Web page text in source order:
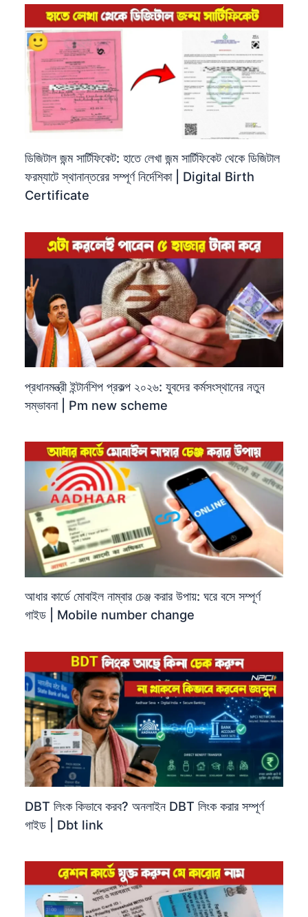
ডিজিটাল জন্ম সার্টিফিকেট: হাতে লেখা জন্ম সার্টিফিকেট থেকে ডিজিটাল
ফরম্যাটে স্থানান্তরের সম্পূর্ণ নির্দেশিকা | Digital Birth
Certificate
প্রধানমন্ত্রী ইন্টার্নশিপ প্রকল্প ২০২৬: যুবদের কর্মসংস্থানের নতুন
সম্ভাবনা | Pm new scheme
আধার কার্ডে মোবাইল নাম্বার চেঞ্জ করার উপায়: ঘরে বসে সম্পূর্ণ
গাইড | Mobile number change
DBT লিংক কিভাবে করব? অনলাইন DBT লিংক করার সম্পূর্ণ
গাইড | Dbt link